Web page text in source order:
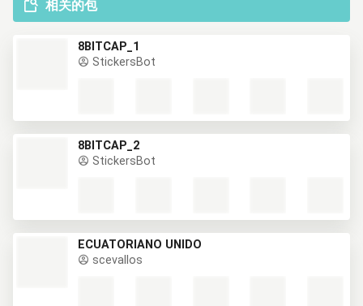
相关的包
8BITCAP_1
StickersBot
8BITCAP_2
StickersBot
ECUATORIANO UNIDO
scevallos